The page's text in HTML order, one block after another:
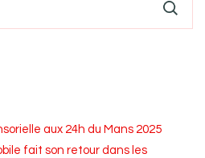
aux 24h du Mans 2025
fait son retour dans les